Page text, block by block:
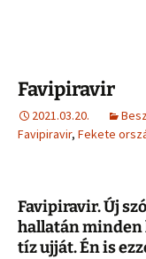
Favipiravir
2021.03.20.
Favipiravir, Fekete
Favipiravir. Új
hallatán minden
tíz ujját. Én is